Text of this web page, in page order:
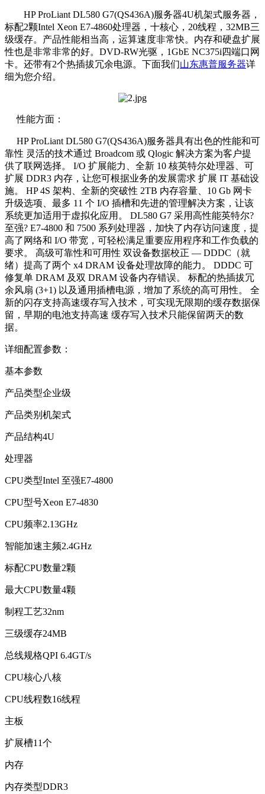
HP ProLiant DL580 G7(QS436A)服务器4U机架式服务器，
标配2颗Intel Xeon E7-4860处理器，十核心，20线程，32MB三
级缓存。产品性能相当高，运算速度非常快。内存和硬盘扩展
性也是非常非常的好。DVD-RW光驱，1GbE NC375i四端口网
卡。还带有2个热插拔冗余电源。下面我们山东惠普服务器详
细为您介绍。
性能方面：
HP ProLiant DL580 G7(QS436A)服务器具有出色的性能和可
靠性 灵活的技术通过 Broadcom 或 Qlogic 解决方案为客户提
供了联网选择。 I/O 扩展能力、全新 10 核英特尔处理器、可
扩展 DDR3 内存，让您可根据业务的发展需求 扩展 IT 基础设
施。 HP 4S 架构、全新的突破性 2TB 内存容量、10 Gb 网卡
升级选项、最多 11 个 I/O 插槽和先进的管理解决方案，让该
系统更加适用于虚拟化应用。 DL580 G7 采用高性能英特尔?
至强? E7-4800 和 7500 系列处理器，加快了内存访问速度，提
高了网络和 I/O 带宽，可轻松满足重要应用程序和工作负载的
要求。 高级可靠性和可用性 双设备数据校正 — DDDC（就
绪）提高了两个 x4 DRAM 设备处理故障的能力。 DDDC 可
修复单 DRAM 及双 DRAM 设备内存错误。 标配的热插拔冗
余风扇 (3+1) 以及通用插槽电源，增加了系统的高可用性。 全
新的闪存支持高速缓存写入技术，可实现无限期的缓存数据保
留，早期的电池支持高速 缓存写入技术只能保留两天的数
据。
详细配置参数：
基本参数
产品类型企业级
产品类别机架式
产品结构4U
处理器
CPU类型Intel 至强E7-4800
CPU型号Xeon E7-4830
CPU频率2.13GHz
智能加速主频2.4GHz
标配CPU数量2颗
最大CPU数量4颗
制程工艺32nm
三级缓存24MB
总线规格QPI 6.4GT/s
CPU核心八核
CPU线程数16线程
主板
扩展槽11个
内存
内存类型DDR3